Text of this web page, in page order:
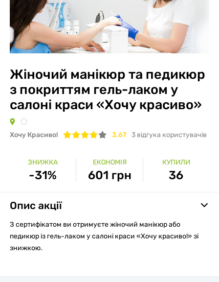
Жіночий манікюр та педикюр
з покриттям гель-лаком у
салоні краси «Хочу красиво»
Хочу Красиво! 3.67 3 вiдгука користувачів
ЗНИЖКА
-31%
ЕКОНОМІЯ
601 грн
КУПИЛИ
36
Опис акції
З сертифікатом ви отримуєте жіночий манікюр або
педикюр із гель-лаком у салоні краси «Хочу красиво!» зі
знижкою.